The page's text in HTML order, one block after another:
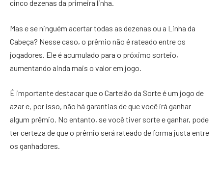
cinco dezenas da primeira linha.
Mas e se ninguém acertar todas as dezenas ou a Linha da
Cabeça? Nesse caso, o prêmio não é rateado entre os
jogadores. Ele é acumulado para o próximo sorteio,
aumentando ainda mais o valor em jogo.
É importante destacar que o Cartelão da Sorte é um jogo de
azar e, por isso, não há garantias de que você irá ganhar
algum prêmio. No entanto, se você tiver sorte e ganhar, pode
ter certeza de que o prêmio será rateado de forma justa entre
os ganhadores.